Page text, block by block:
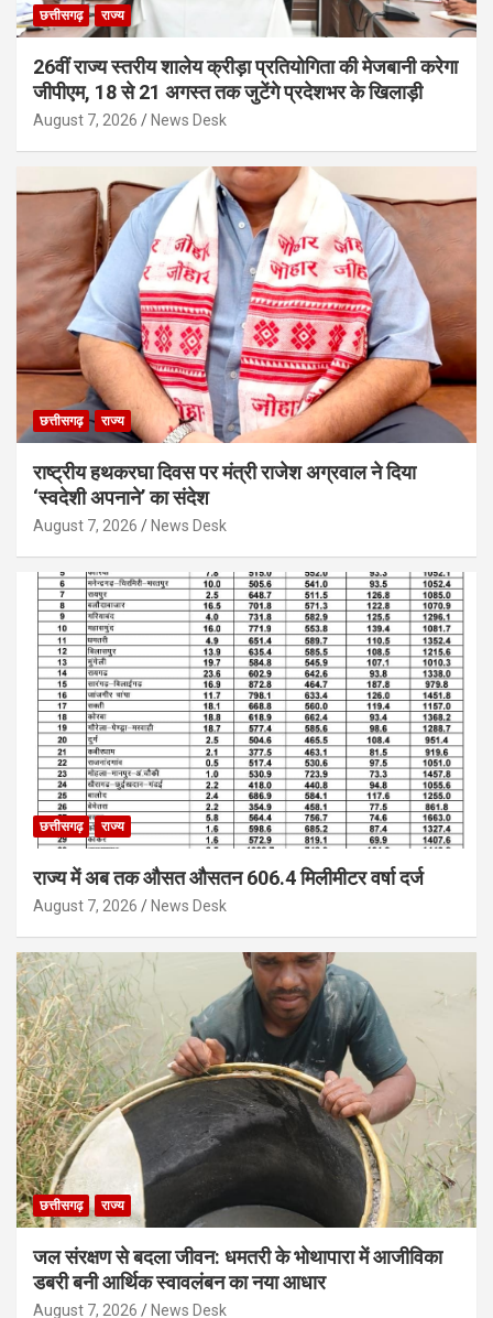
छत्तीसगढ़ राज्य
26वीं राज्य स्तरीय शालेय क्रीड़ा प्रतियोगिता की मेजबानी करेगा
जीपीएम, 18 से 21 अगस्त तक जुटेंगे प्रदेशभर के खिलाड़ी
August 7, 2026 News Desk
छत्तीसगढ़ राज्य
राष्ट्रीय हथकरघा दिवस पर मंत्री राजेश अग्रवाल ने दिया
‘स्वदेशी अपनाने’ का संदेश
August 7, 2026 News Desk
छत्तीसगढ़ राज्य
राज्य में अब तक औसत औसतन 606.4 मिलीमीटर वर्षा दर्ज
August 7, 2026 News Desk
छत्तीसगढ़ राज्य
जल संरक्षण से बदला जीवन: धमतरी के भोथापारा में आजीविका
डबरी बनी आर्थिक स्वावलंबन का नया आधार
August 7, 2026 News Desk